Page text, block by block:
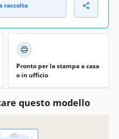
raccolta
Pronto per la stampa a casa
o in ufficio
questo modello